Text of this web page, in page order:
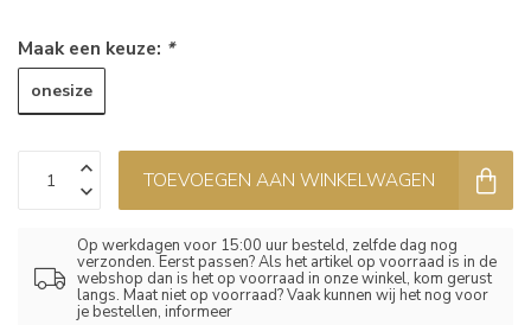
Maak een keuze: *
onesize
TOEVOEGEN AAN WINKELWAGEN
Op werkdagen voor 15:00 uur besteld, zelfde dag nog
verzonden. Eerst passen? Als het artikel op voorraad is in de
webshop dan is het op voorraad in onze winkel, kom gerust
langs. Maat niet op voorraad? Vaak kunnen wij het nog voor
je bestellen, informeer